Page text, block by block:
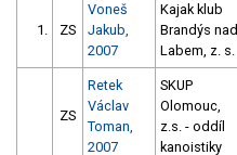
1. ZS
Voneš
Jakub,
2007
Kajak klub
Brandýs nad
Labem, z. s.
ZS
Retek
Václav
Toman,
2007
SKUP
Olomouc,
z.s. - oddíl
kanoistiky